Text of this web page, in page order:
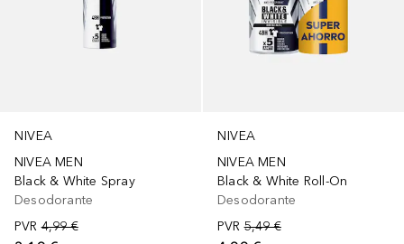
NIVEA
NIVEA MEN
Black & White Spray
Desodorante
PVR 4,99 €
NIVEA
NIVEA MEN
Black & White Roll-On
Desodorante
PVR 5,49 €